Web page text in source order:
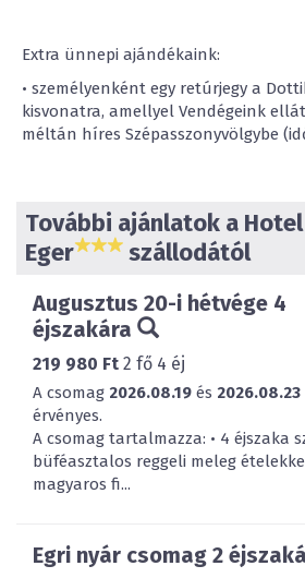
Extra ünnepi ajándékaink:
• személyenként egy retúrjegy a
kisvonatra, amellyel Vendégeink
méltán híres Szépasszonyvölgybe
További ajánlatok a
Eger
szállodától
Augusztus 20-i hétvége 4
éjszakára
219 980 Ft 2 fő 4 éj
A csomag 2026.08.19 és 2026.08.23
érvényes.
A csomag tartalmazza: • 4 éjszaka
büféasztalos reggeli meleg
magyaros fi...
Egri nyár csomag 2